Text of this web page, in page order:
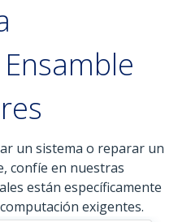
un sistema o reparar un
confíe en nuestras
están específicamente
exigentes.